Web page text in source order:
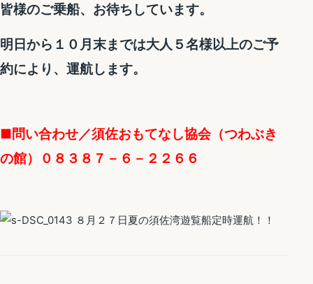
皆様のご乗船、お待ちしています。
明日から１０月末までは大人５名様以上のご予
約により、運航します。
■問い合わせ／須佐おもてなし協会（つわぶき
の館）０８３８７－６－２２６６